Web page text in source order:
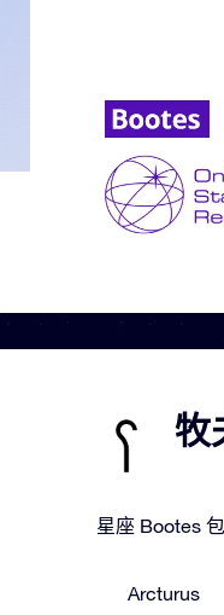
牧
星座 Bootes
Arcturus